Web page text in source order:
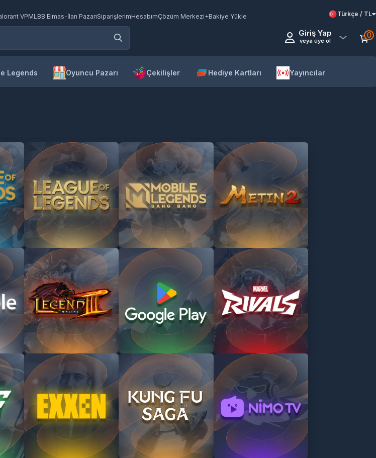
VPMLBB Elmas-İlan PazarıSiparişlerimHesabımÇözüm Merkezi+Bakiye Yükle Türkçe / TL
Giriş Yap
veya üye ol
0
Legends Oyuncu Pazarı Çekilişler Hediye Kartları Yayıncılar